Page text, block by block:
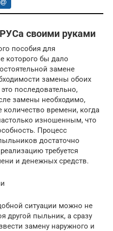
своими руками
пособия для
которого бы дало
замене
замены обоих
последовательно,
замены необходимо,
времени, когда
изношенным, что
Процесс
достаточно
требуется
и денежных средств.
ситуации можно не
другой пыльник, а сразу
замену наружного и